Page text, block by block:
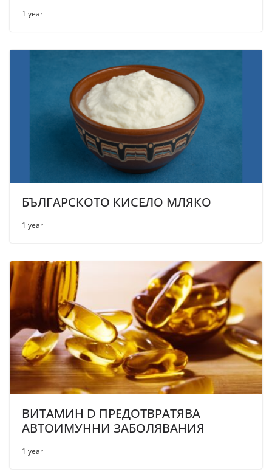
1 year
БЪЛГАРСКОТО КИСЕЛО МЛЯКО
1 year
ВИТАМИН D ПРЕДОТВРАТЯВА
АВТОИМУННИ ЗАБОЛЯВАНИЯ
1 year